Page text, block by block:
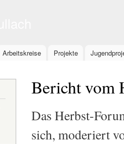
Arbeitskreise Projekte
Bericht vom
Das Herbst-
sich, moderiert